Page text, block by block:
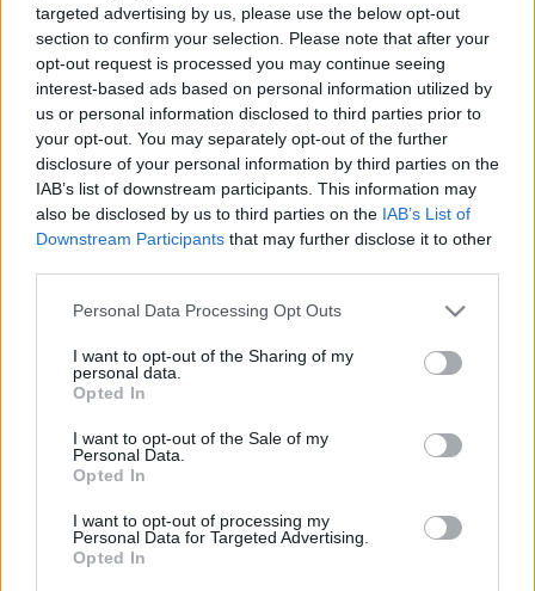
targeted advertising by us, please use the below opt-out
section to confirm your selection. Please note that after your
opt-out request is processed you may continue seeing
interest-based ads based on personal information utilized by
us or personal information disclosed to third parties prior to
your opt-out. You may separately opt-out of the further
disclosure of your personal information by third parties on the
IAB’s list of downstream participants. This information may
also be disclosed by us to third parties on the IAB’s List of
Downstream Participants that may further disclose it to other
Please note that this website/app uses one or more Google
not limited to your visit or usage behaviour. You may click to
grant or deny consent to Google and its third-party tags to
use your data for below specified purposes in below Google
consent section.
Personal Data Processing Opt Outs
I want to opt-out of the Sharing of my
personal data.
Opted In
I want to opt-out of the Sale of my
Personal Data.
Opted In
I want to opt-out of processing my
Personal Data for Targeted Advertising.
Opted In
Töltött, sült paradicsom - lépésekben
Havasilive•2019. július 31.
Napsütésben és melegben megváltoznak az étkezési
szokásaink is. Könnyű étkezésekre vágyunk, sok-sok
zöldséggel és gyümölccsel. Kiváló és ...